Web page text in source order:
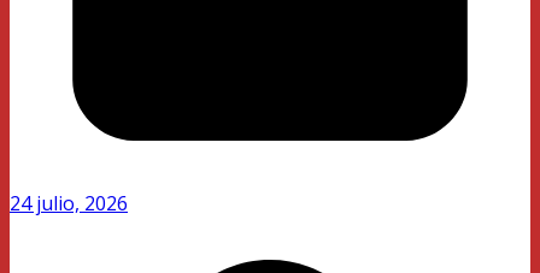
24 julio, 2026